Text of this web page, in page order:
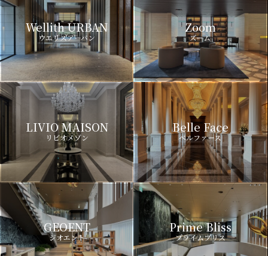
Wellith URBAN
ウエリスアーバン
Zoom
ズーム
LIVIO MAISON
リビオメゾン
Belle Face
ベルファース
GEOENT
ジオエント
Prime Bliss
プライムブリス